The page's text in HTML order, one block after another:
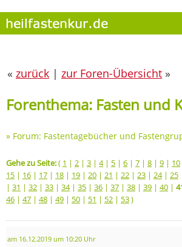
« zurück | zur Foren-Übersicht »
Forenthema: Fasten und
» Forum: Fastentagebücher und
Gehe zu Seite:( 1 | 2 | 3 | 4| 5 | 6 | 7 | 8 | 9 | 10
15 | 16 | 17 | 18 | 19 | 20 | 21 | 22 | 23 | 24| 25
| 31 | 32 | 33 | 34| 35 | 36 | 37 | 38 | 39 | 40 |
46 | 47 | 48 | 49 | 50 | 51 | 52 | 53)
am 16.12.2019 um 10:20 Uhr